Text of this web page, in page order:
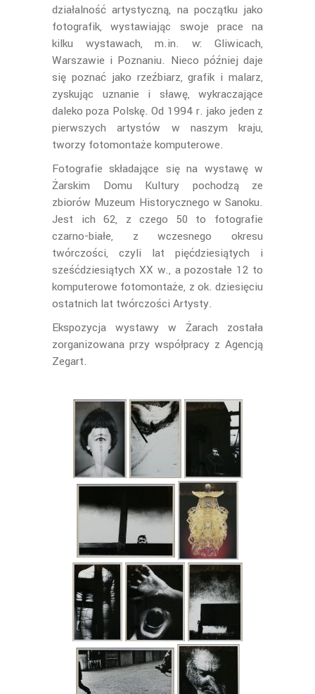
działalność artystyczną, na początku jako
fotografik, wystawiając swoje prace na
kilku wystawach, m.in. w: Gliwicach,
Warszawie i Poznaniu. Nieco później daje
się poznać jako rzeźbiarz, grafik i malarz,
zyskując uznanie i sławę, wykraczające
daleko poza Polskę. Od 1994 r. jako jeden z
pierwszych artystów w naszym kraju,
tworzy fotomontaże komputerowe.
Fotografie składające się na wystawę w
Żarskim Domu Kultury pochodzą ze
zbiorów Muzeum Historycznego w Sanoku.
Jest ich 62, z czego 50 to fotografie
czarno-białe, z wczesnego okresu
twórczości, czyli lat pięćdziesiątych i
sześćdziesiątych XX w., a pozostałe 12 to
komputerowe fotomontaże, z ok. dziesięciu
ostatnich lat twórczości Artysty.
Ekspozycja wystawy w Żarach została
zorganizowana przy współpracy z Agencją
Zegart.